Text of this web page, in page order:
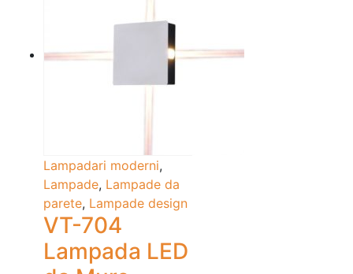
Lampadari moderni,
Lampade, Lampade da
parete, Lampade design
VT-704
Lampada LED